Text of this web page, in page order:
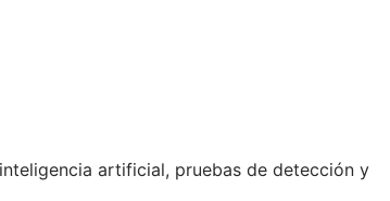
artificial, pruebas de detección y